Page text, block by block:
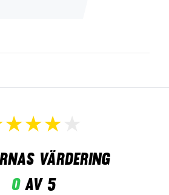
värdering
0av 5